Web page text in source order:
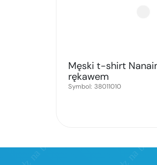
Męski t-shirt
rękawem
Symbol: 38011010